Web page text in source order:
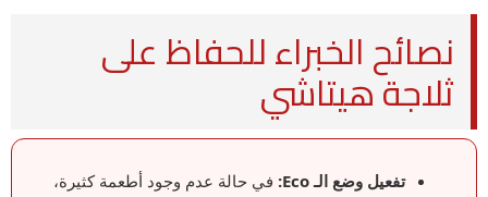
نصائح الخبراء للحفاظ على
ثلاجة هيتاشي
تفعيل وضع الـ Eco:
في حالة عدم وجود أطعمة كثيرة،